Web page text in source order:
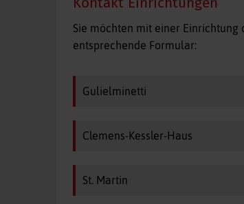
Sie möchten mit einer Einrichtung
entsprechende Formular:
Gulielminetti
Clemens-Kessler-Haus
St. Martin